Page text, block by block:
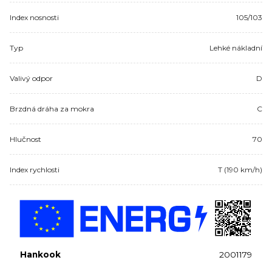
Index nosnosti 105/103
Typ Lehké nákladní
Valivý odpor D
Brzdná dráha za mokra C
Hlučnost 70
Index rychlosti T (190 km/h)
Hankook 2001179